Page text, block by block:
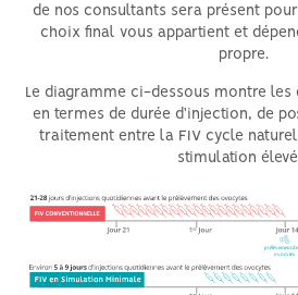
de nos consultants sera présent
choix final vous appartient et
propre.
Le diagramme ci-dessous montre
en termes de durée d'injection, de
traitement entre la FIV cycle
stimulation